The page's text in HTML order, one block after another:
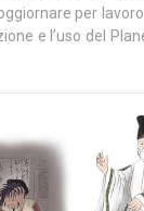
per
e l’uso del